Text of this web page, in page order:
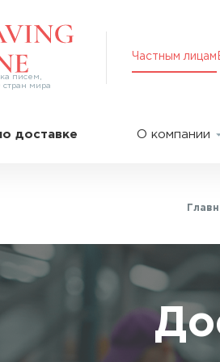
писем,
стран мира
Частным лицам
доставке
доставка
тарифы
специальных грузов
О компании
Оплата
Вакансии
Акции
Упаковка